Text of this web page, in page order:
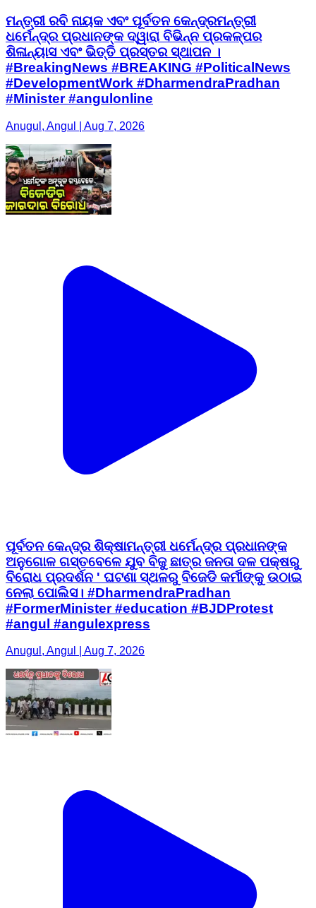
ମନ୍ତ୍ରୀ ରବି ନାୟକ ଏବଂ ପୂର୍ବତନ କେନ୍ଦ୍ରମନ୍ତ୍ରୀ
ଧର୍ମେନ୍ଦ୍ର ପ୍ରଧାନଙ୍କ ଦ୍ୱାରା ବିଭିନ୍ନ ପ୍ରକଳ୍ପର
ଶିଳାନ୍ୟାସ ଏବଂ ଭିତ୍ତି ପ୍ରସ୍ତର ସ୍ଥାପନ ।
#BreakingNews #BREAKING #PoliticalNews
#DevelopmentWork #DharmendraPradhan
#Minister #angulonline
Anugul, Angul | Aug 7, 2026
ପୂର୍ବତନ କେନ୍ଦ୍ର ଶିକ୍ଷାମନ୍ତ୍ରୀ ଧର୍ମେନ୍ଦ୍ର ପ୍ରଧାନଙ୍କ
ଅନୁଗୋଳ ଗସ୍ତବେଳେ ଯୁବ ବିଜୁ ଛାତ୍ର ଜନତା ଦଳ ପକ୍ଷରୁ
ବିରୋଧ ପ୍ରଦର୍ଶନ ' ଘଟଣା ସ୍ଥଳରୁ ବିଜେଡି କର୍ମୀଙ୍କୁ ଉଠାଇ
ନେଲା ପୋଲିସ। #DharmendraPradhan
#FormerMinister #education #BJDProtest
#angul #angulexpress
Anugul, Angul | Aug 7, 2026